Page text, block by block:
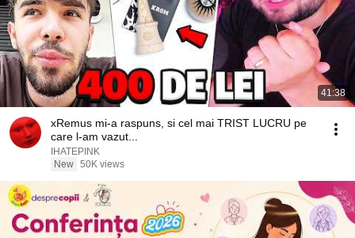
41:38
xRemus mi-a raspuns, si cel mai TRIST LUCRU pe
care l-am vazut...
IHATEPINK
New 50K views